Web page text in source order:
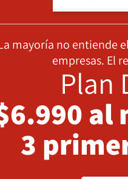
mayoría no entiende
empresas. El
Plan
al
3